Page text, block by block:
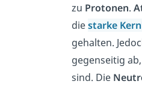
zu Protonen.
diestarke
gehalten.
gegenseitig
sind. Die